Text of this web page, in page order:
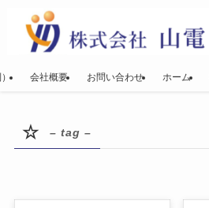
会社概要 お問い合わせ ホーム
☆ – tag –